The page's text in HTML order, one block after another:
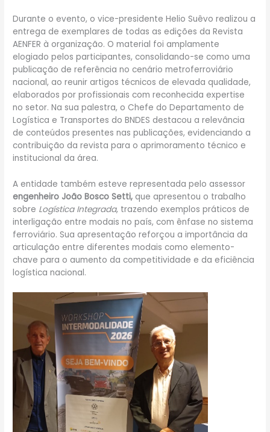
Durante o evento, o vice-presidente Helio Suêvo realizou a
entrega de exemplares de todas as edições da Revista
AENFER à organização. O material foi amplamente
elogiado pelos participantes, consolidando-se como uma
publicação de referência no cenário metroferroviário
nacional, ao reunir artigos técnicos de elevada qualidade,
elaborados por profissionais com reconhecida expertise
no setor. Na sua palestra, o Chefe do Departamento de
Logística e Transportes do BNDES destacou a relevância
de conteúdos presentes nas publicações, evidenciando a
contribuição da revista para o aprimoramento técnico e
institucional da área.
A entidade também esteve representada pelo assessor
engenheiro João Bosco Setti, que apresentou o trabalho
sobre Logística Integrada, trazendo exemplos práticos de
interligação entre modais no país, com ênfase no sistema
ferroviário. Sua apresentação reforçou a importância da
articulação entre diferentes modais como elemento-
chave para o aumento da competitividade e da eficiência
logística nacional.